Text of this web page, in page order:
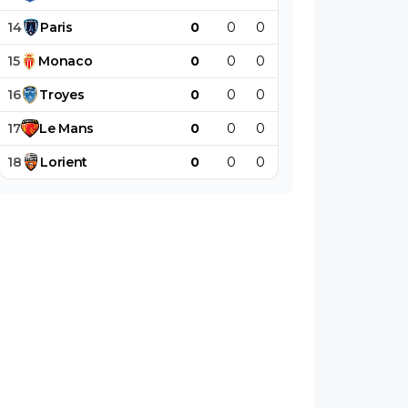
14 Paris 0 0 0
15 Monaco 0 0 0
16 Troyes 0 0 0
17 Le Mans 0 0 0
18 Lorient 0 0 0